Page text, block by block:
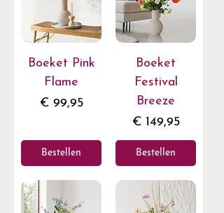
Boeket Pink
Flame
Prijs
€ 99,95
Bestellen
Boeket
Festival
Breeze
Prijs
€ 149,95
Bestellen